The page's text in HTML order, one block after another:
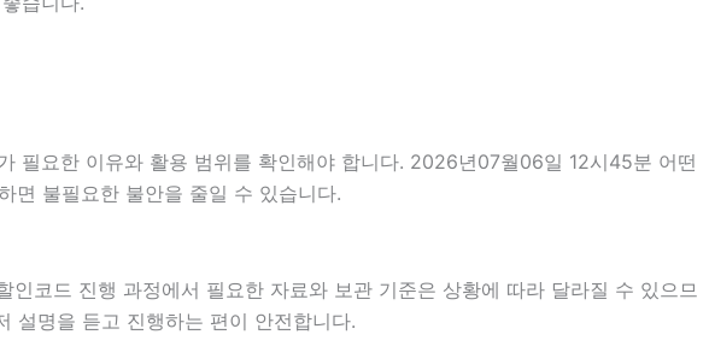
필요한 이유와 활용 범위를 확인해야 합니다. 2026년07월06일 12시45분 어떤
면 불필요한 불안을 줄일 수 있습니다.
인코드 진행 과정에서 필요한 자료와 보관 기준은 상황에 따라 달라질 수 있으므
설명을 듣고 진행하는 편이 안전합니다.